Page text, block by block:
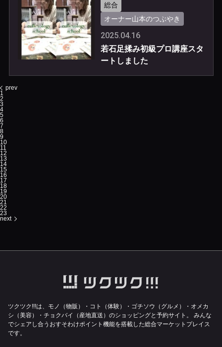
若石足揉み初級プロ講座スタ
ートしました
2025.04.16
総合
オーナー山本のつぶやき
prev
1
2
3
4
5
6
7
8
9
10
11
12
13
14
15
16
17
18
19
20
21
22
23
next
ツクツク!!!は、モノ（物販）・コト（体験）・ゴチソウ（グルメ）・オメカ
シ（美容）・チョクバイ（産地直送）のショッピングと予約サイト。
みんな
でシェアし合うおすそわけポイント機能を搭載した総合マーケットプレイス
です。